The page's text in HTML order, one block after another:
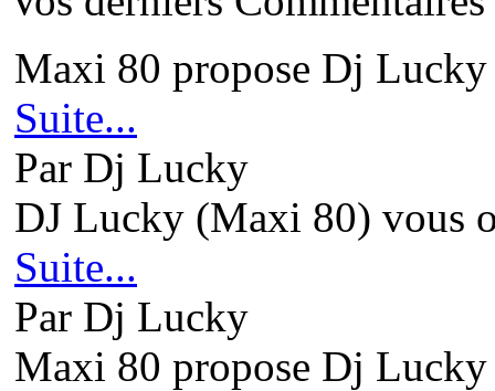
Maxi 80 propose Dj
Suite...
Par Dj Lucky
DJ Lucky (Maxi 80) vous
Suite...
Par Dj Lucky
Maxi 80 propose Dj